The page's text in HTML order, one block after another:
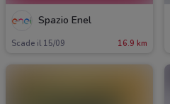
Spazio Enel
Scade il 15/09 16.9 km